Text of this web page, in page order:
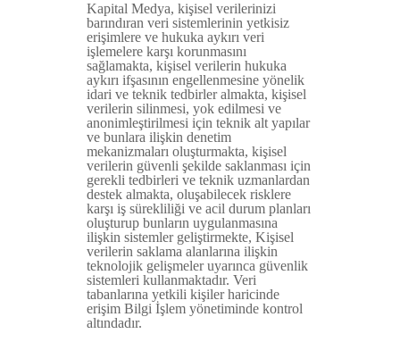
Kapital Medya, kişisel verilerinizi
barındıran veri sistemlerinin yetkisiz
erişimlere ve hukuka aykırı veri
işlemelere karşı korunmasını
sağlamakta, kişisel verilerin hukuka
aykırı ifşasının engellenmesine yönelik
idari ve teknik tedbirler almakta, kişisel
verilerin silinmesi, yok edilmesi ve
anonimleştirilmesi için teknik alt yapılar
ve bunlara ilişkin denetim
mekanizmaları oluşturmakta, kişisel
verilerin güvenli şekilde saklanması için
gerekli tedbirleri ve teknik uzmanlardan
destek almakta, oluşabilecek risklere
karşı iş sürekliliği ve acil durum planları
oluşturup bunların uygulanmasına
ilişkin sistemler geliştirmekte, Kişisel
verilerin saklama alanlarına ilişkin
teknolojik gelişmeler uyarınca güvenlik
sistemleri kullanmaktadır. Veri
tabanlarına yetkili kişiler haricinde
erişim Bilgi İşlem yönetiminde kontrol
altındadır.